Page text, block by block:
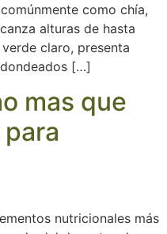
como chía,
alturas de hasta
claro, presenta
[…]
mas que
nutricionales más